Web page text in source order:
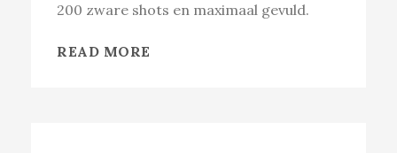
200 zware shots en maximaal gevuld.
READ MORE